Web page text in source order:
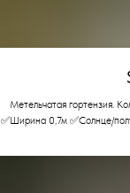
Метельчатая гортензия.
✅Ширина 0,7м ✅Солнце/